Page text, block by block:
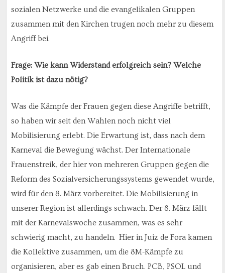
sozialen Netzwerke und die evangelikalen Gruppen
zusammen mit den Kirchen trugen noch mehr zu diesem
Angriff bei.
Frage: Wie kann Widerstand erfolgreich sein? Welche
Politik ist dazu nötig?
Was die Kämpfe der Frauen gegen diese Angriffe betrifft,
so haben wir seit den Wahlen noch nicht viel
Mobilisierung erlebt. Die Erwartung ist, dass nach dem
Karneval die Bewegung wächst. Der Internationale
Frauenstreik, der hier von mehreren Gruppen gegen die
Reform des Sozialversicherungssystems gewendet wurde,
wird für den 8. März vorbereitet. Die Mobilisierung in
unserer Region ist allerdings schwach. Der 8. März fällt
mit der Karnevalswoche zusammen, was es sehr
schwierig macht, zu handeln. Hier in Juiz de Fora kamen
die Kollektive zusammen, um die 8M-Kämpfe zu
organisieren, aber es gab einen Bruch. PCB, PSOL und